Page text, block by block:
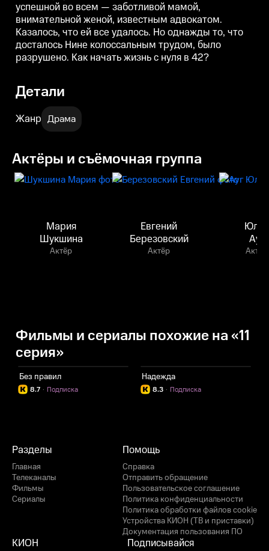
успешной во всем — заботливой мамой,
внимательной женой, известным адвокатом.
Казалось, что ей все удалось. Но однажды то, что
досталось Нине колоссальным трудом, было
разрушено. Как начать жизнь с нуля в 42?
Детали
Жанр Драма
Актёры и съёмочная группа
Мария
Шукшина
Актёр
Евгений
Березовский
Актёр
Юлия
Ауг
Актёр
Фильмы и сериалы похожие на «11
серия»
Без правил
8.7 Подписка
·
Надежда
8.3 Подписка
·
Разделы
Главная
Телеканалы
Фильмы
Сериалы
Помощь
Справка
Отправить обращение
Пользовательское соглашение
Политика конфиденциальности
Политика обработки файлов cookie
Устройства КИОН (ТВ и приставки)
Документация пользования ПО
КИОН Подписывайся